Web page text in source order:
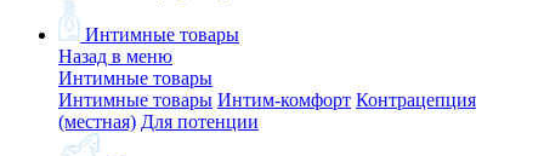
Интимные товары
Назад в меню
Интимные товары
Интимные товары Интим-комфорт Контрацепция
(местная) Для потенции